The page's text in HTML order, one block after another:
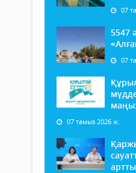
07
5547
07
07 тамыз 2026 ж.